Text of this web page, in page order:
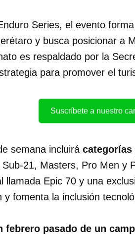
Series, el evento
y busca posicionar a
es respaldado por la
para promover el
Suscríbete a nuestro
semana incluirá categorías
21, Masters, Pro Men y
llamada Epic 70 y una
y fomenta la inclusión
febrero pasado de un